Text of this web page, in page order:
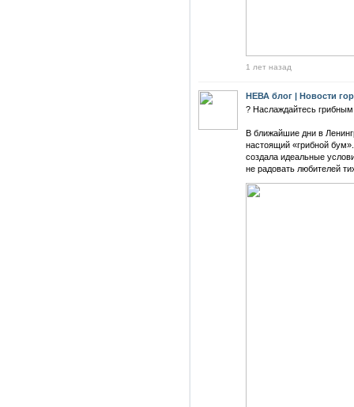
1 лет назад
НЕВА блог | Новости
? Наслаждайтесь
В ближайшие дни в
настоящий «грибной
создала идеальные
не радовать любителей